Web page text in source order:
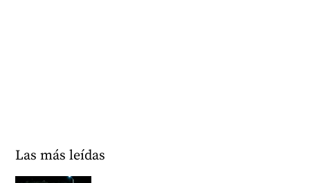
Las más leídas